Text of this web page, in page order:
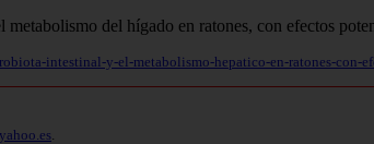
intestinal-y-el-metabolismo-hepatico-en-ratones-con-